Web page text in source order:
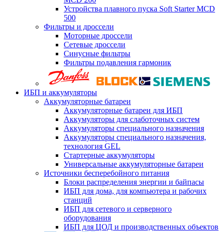
Устройства плавного пуска Soft Starter MCD
500
Фильтры и дроссели
Моторные дроссели
Сетевые дроссели
Синусные фильтры
Фильтры подавления гармоник
ИБП и аккумуляторы
Аккумуляторные батареи
Аккумуляторные батареи для ИБП
Аккумуляторы для слаботочных систем
Аккумуляторы специального назначения
Аккумуляторы специального назначения,
технология GEL
Стартерные аккумуляторы
Универсальные аккумуляторные батареи
Источники бесперебойного питания
Блоки распределения энергии и байпасы
ИБП для дома, для компьютера и рабочих
станций
ИБП для сетевого и серверного
оборудования
ИБП для ЦОД и производственных объектов